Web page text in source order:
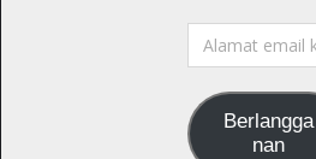
Alamat
email
Berlangga
nan